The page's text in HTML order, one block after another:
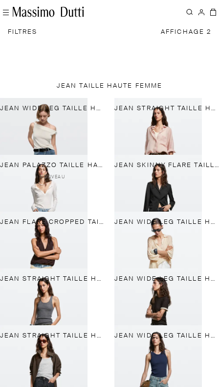
FILTRES AFFICHAGE 2
JEAN TAILLE HAUTE FEMME
JEAN WIDE LEG TAILLE HAUTE JEAN STRAIGHT TAILLE HAUTE
JEAN PALAZZO TAILLE HAUTE
NOUVEAU
JEAN SKINNY FLARE TAILLE HAUTE
JEAN FLARE CROPPED TAILLE HAUTE JEAN WIDE LEG TAILLE HAUTE
JEAN STRAIGHT TAILLE HAUTE JEAN WIDE LEG TAILLE HAUTE
JEAN STRAIGHT TAILLE HAUTE JEAN WIDE LEG TAILLE HAUTE